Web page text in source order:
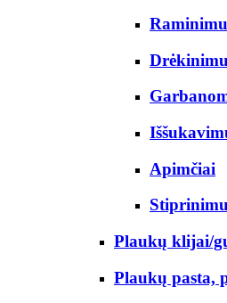
Apimčiai
Plaukų klijai/
Plaukų pasta,